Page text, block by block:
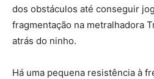
dos obstáculos até conseguir
fragmentação na metralhadora
atrás do ninho.
Há uma pequena resistência à